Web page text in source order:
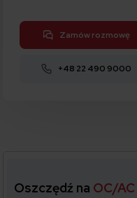
Zamów rozmowę
+48 22 490 9000
Oszczędź na OC/AC